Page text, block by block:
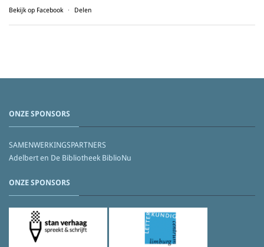
Bekijk op Facebook · Delen
ONZE SPONSORS
SAMENWERKINGSPARTNERS
Adelbert en De Bibliotheek BiblioNu
ONZE SPONSORS